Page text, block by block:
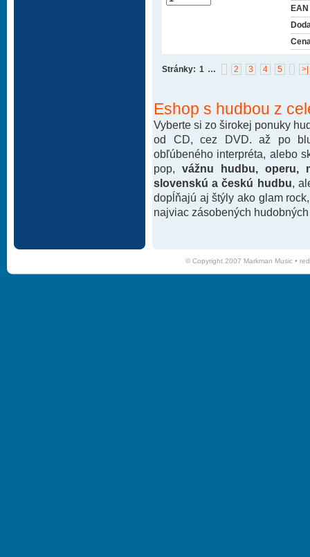
EAN
Stránky: 1 2 3 4 5
… >|
Eshop s hudbou z
Vyberte si zo širokej ponuky
od CD, cez DVD. až po
obľúbeného interpréta, alebo
pop, vážnu hudbu, operu,
slovenskú a českú hudbu ,
dopĺňajú aj štýly ako glam
najviac zásobených
© Copyright 2007 Markman Music •